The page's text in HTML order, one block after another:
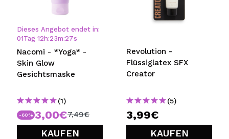
Dieses Angebot endet in:
01Tag 12h:23m:27s
Nacomi - *Yoga* -
Skin Glow
Gesichtsmaske
(1)
-60% 3,00€7,49€
KAUFEN
Revolution -
Flüssiglatex SFX
Creator
(5)
3,99€
KAUFEN